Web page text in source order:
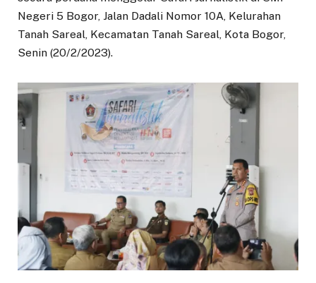
Negeri 5 Bogor, Jalan Dadali Nomor 10A, Kelurahan
Tanah Sareal, Kecamatan Tanah Sareal, Kota Bogor,
Senin (20/2/2023).